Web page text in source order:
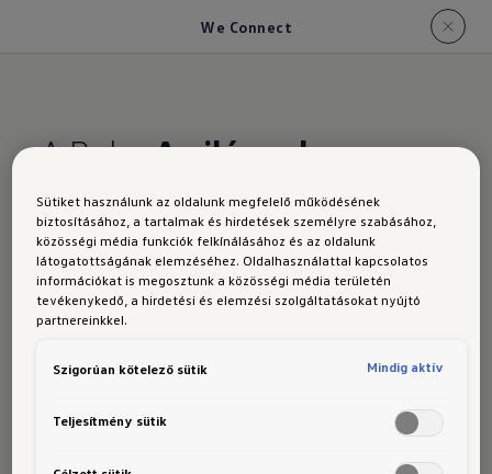
We Connect
A Polo.A világgal
összekötve.
We Connect
Kérésére már a kezdetektől teljesen hálózatba
kapcsolva számos We Connect1) szolgáltatás
áll az Ön rendelkezésére. A Volkswagen ID
játszik a könnyedséggel, ráadásul ingyen
Sütiket használunk az oldalunk megfelelő működésének
biztosításához, a tartalmak és hirdetések személyre szabásához,
közösségi média funkciók felkínálásához és az oldalunk
látogatottságának elemzéséhez. Oldalhasználattal kapcsolatos
információkat is megosztunk a közösségi média területén
tevékenykedő, a hirdetési és elemzési szolgáltatásokat nyújtó
partnereinkkel.
Szigorúan kötelező sütik Mindig aktív
Teljesítmény sütik